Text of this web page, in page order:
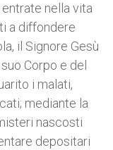
nella vita
a diffondere
il Signore Gesù
Corpo e del
i malati,
mediante la
nascosti
depositari